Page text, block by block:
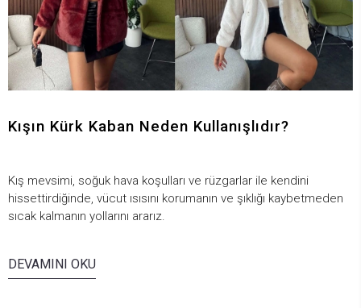
Kışın Kürk Kaban Neden Kullanışlıdır?
Kış mevsimi, soğuk hava koşulları ve rüzgarlar ile kendini
hissettirdiğinde, vücut ısısını korumanın ve şıklığı kaybetmeden
sıcak kalmanın yollarını ararız.
DEVAMINI OKU